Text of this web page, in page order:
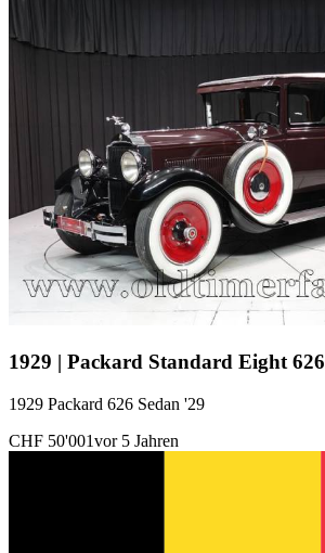
1929 | Packard Standard Eight 626
1929 Packard 626 Sedan '29
CHF 50'001vor 5 Jahren